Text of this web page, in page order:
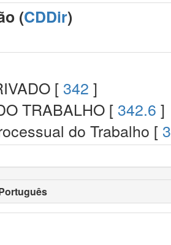
(CDDir)
[ 342 ]
TRABALHO [ 342.6 ]
do Trabalho [